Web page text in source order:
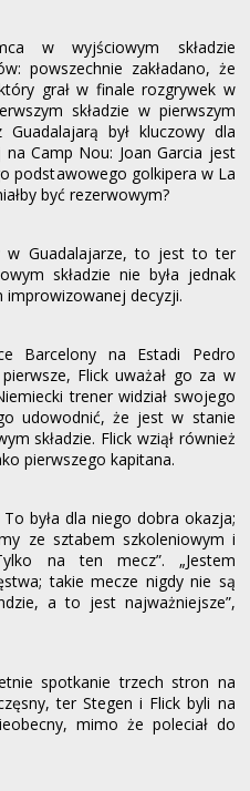
w wyjściowym składzie
powszechnie zakładano, że
grał w finale rozgrywek w
składzie w pierwszym
był kluczowy dla
Camp Nou: Joan Garcia jest
podstawowego golkipera w La
być rezerwowym?
w Guadalajarze, to jest to ter
składzie nie była jednak
improwizowanej decyzji.
Barcelony na Estadi Pedro
Flick uważał go za w
trener widział swojego
udowodnić, że jest w stanie
składzie. Flick wziął również
pierwszego kapitana.
była dla niego dobra okazja;
ze sztabem szkoleniowym i
na ten mecz”. „Jestem
takie mecze nigdy nie są
a to jest najważniejsze”,
spotkanie trzech stron na
ter Stegen i Flick byli na
mimo że poleciał do